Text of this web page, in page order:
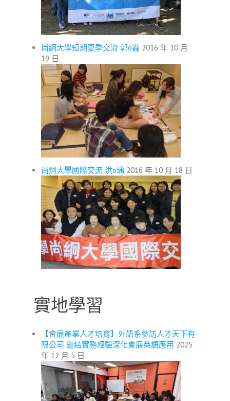
尚絅大學短期夏季交流 郭o鑫 2016 年 10 月
19 日
尚炯大學國際交流 洪o瑀 2016 年 10 月 18 日
實地學習
【會展產業人才培育】外語系參訪人才天下有
限公司 鏈結實務經驗深化會展英語應用 2025
年 12 月 5 日